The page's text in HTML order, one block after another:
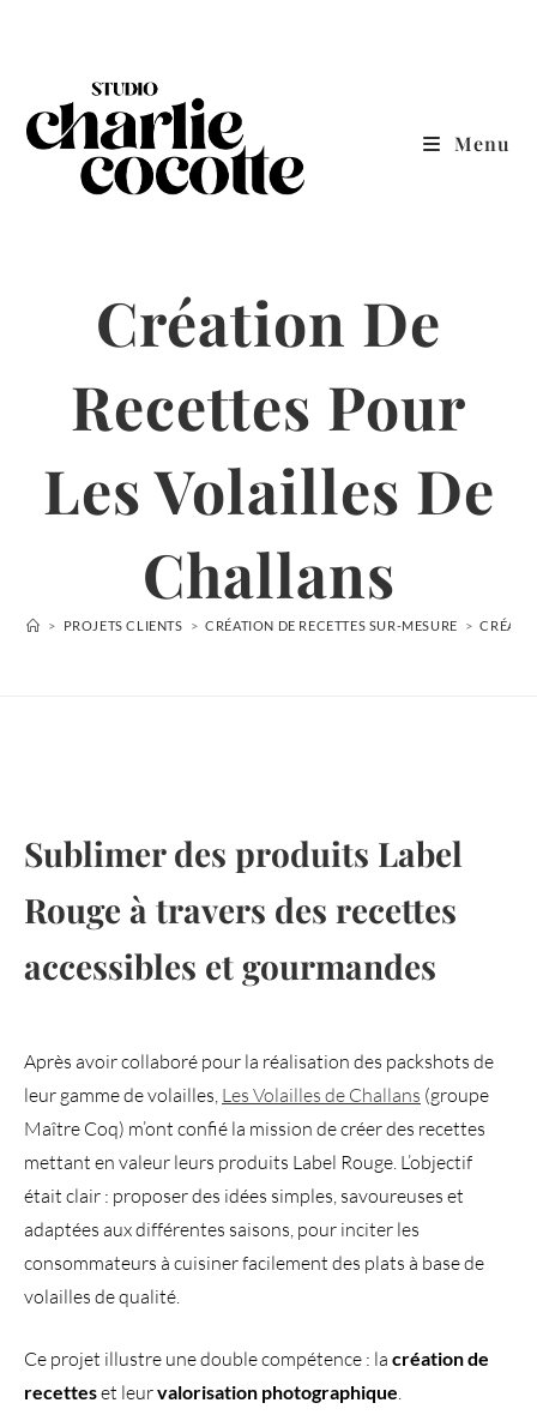
Menu
Création De
Recettes Pour
Les Volailles De
Challans
> PROJETS CLIENTS > CRÉATION DE RECETTES SUR-MESURE >
Sublimer des produits Label
Rouge à travers des recettes
accessibles et gourmandes
Après avoir collaboré pour la réalisation des packshots de
leur gamme de volailles, Les Volailles de Challans (groupe
Maître Coq) m’ont confié la mission de créer des recettes
mettant en valeur leurs produits Label Rouge. L’objectif
était clair : proposer des idées simples, savoureuses et
adaptées aux différentes saisons, pour inciter les
consommateurs à cuisiner facilement des plats à base de
volailles de qualité.
Ce projet illustre une double compétence : la création de
recetteset leurvalorisation photographique.